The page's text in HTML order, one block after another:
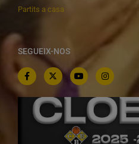
Partits a casa
SEGUEIX-NOS